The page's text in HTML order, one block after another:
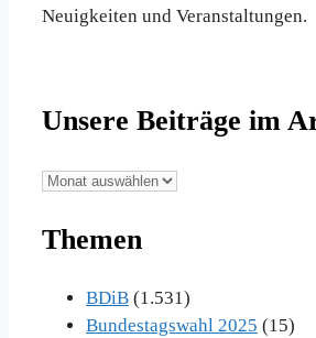
Neuigkeiten und Veranstaltungen.
Unsere Beiträge im
Unsere
im
Themen
BDiB (1.531)
Bundestagswahl 2025 (15)